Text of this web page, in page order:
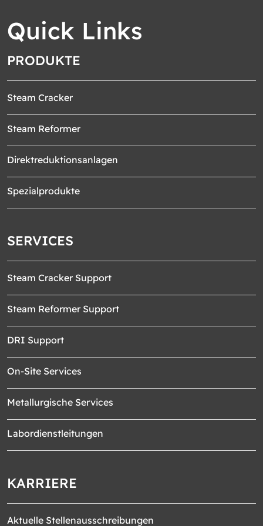
Quick Links
PRODUKTE
Steam Cracker
Steam Reformer
Direktreduktionsanlagen
Spezialprodukte
SERVICES
Steam Cracker Support
Steam Reformer Support
DRI Support
On-Site Services
Metallurgische Services
Labordienstleitungen
KARRIERE
Aktuelle Stellenausschreibungen